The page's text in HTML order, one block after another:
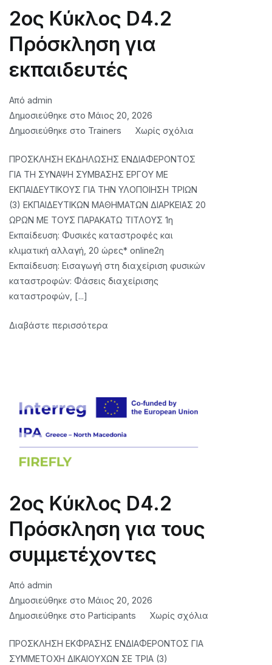
2ος Κύκλος D4.2
Πρόσκληση για
εκπαιδευτές
Από admin
Δημοσιεύθηκε στο Μάιος 20, 2026
Δημοσιεύθηκε στο Trainers Χωρίς σχόλιαστο
Cyrcle
Invitation
for
ΠΡΟΣΚΛΗΣΗ ΕΚΔΗΛΩΣΗΣ ΕΝΔΙΑΦΕΡΟΝΤΟΣ
ΓΙΑ ΤΗ ΣΥΝΑΨΗ ΣΥΜΒΑΣΗΣ ΕΡΓΟΥ ΜΕ
ΕΚΠΑΙΔΕΥΤΙΚΟΥΣ ΓΙΑ ΤΗΝ ΥΛΟΠΟΙΗΣΗ ΤΡΙΩΝ
(3) ΕΚΠΑΙΔΕΥΤΙΚΩΝ ΜΑΘΗΜΑΤΩΝ ΔΙΑΡΚΕΙΑΣ 20
ΩΡΩΝ ΜΕ ΤΟΥΣ ΠΑΡΑΚΑΤΩ ΤΙΤΛΟΥΣ 1η
Εκπαίδευση: Φυσικές καταστροφές και
κλιματική αλλαγή, 20 ώρες* online2η
Εκπαίδευση: Εισαγωγή στη διαχείριση φυσικών
καταστροφών: Φάσεις διαχείρισης
καταστροφών, [...]
Διαβάστε περισσότερα
2ος Κύκλος D4.2
Πρόσκληση για τους
συμμετέχοντες
Από admin
Δημοσιεύθηκε στο Μάιος 20, 2026
Δημοσιεύθηκε στο Participants Χωρίς σχόλιαστο
ΠΡΟΣΚΛΗΣΗ ΕΚΦΡΑΣΗΣ ΕΝΔΙΑΦΕΡΟΝΤΟΣ ΓΙΑ
ΣΥΜΜΕΤΟΧΗ ΔΙΚΑΙΟΥΧΩΝ ΣΕ ΤΡΙΑ (3)